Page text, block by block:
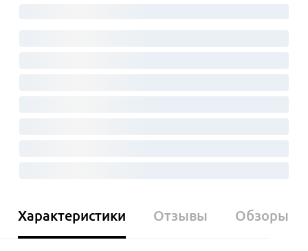
Характеристики Отзывы Обзоры